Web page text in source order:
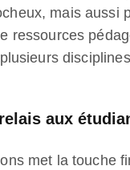
mais aussi
ressources
aux
met la touche